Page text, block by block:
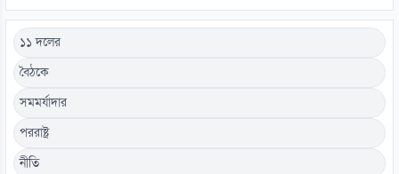
১১ দলের
বৈঠকে
সমমর্যাদার
পররাষ্ট্র
নীতি